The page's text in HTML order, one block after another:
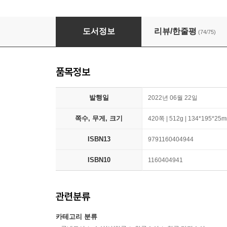
도서정보 리뷰/한줄평 (74/75)
품목정보
발행일 2022년 06월 22일
쪽수, 무게, 크기 420쪽 | 512g |
ISBN13 9791160404944
ISBN10 1160404941
관련분류
카테고리 분류